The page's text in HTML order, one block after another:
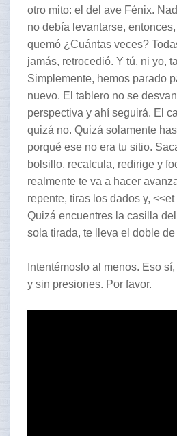
otro mito: el del ave Fénix.
no debía levantarse,
quemó ¿Cuántas veces?
jamás, retrocedió. Y tú, ni yo,
Simplemente, hemos parado
nuevo. El tablero no se
perspectiva y ahí seguirá. El
quizá no. Quizá solamente
porqué ese no era tu sitio.
bolsillo, recalcula, redirige y
realmente te va a hacer
repente, tiras los dados y,
Quizá encuentres la casilla
sola tirada, te lleva el doble
Intentémoslo al menos. Eso
y sin presiones. Por favor.